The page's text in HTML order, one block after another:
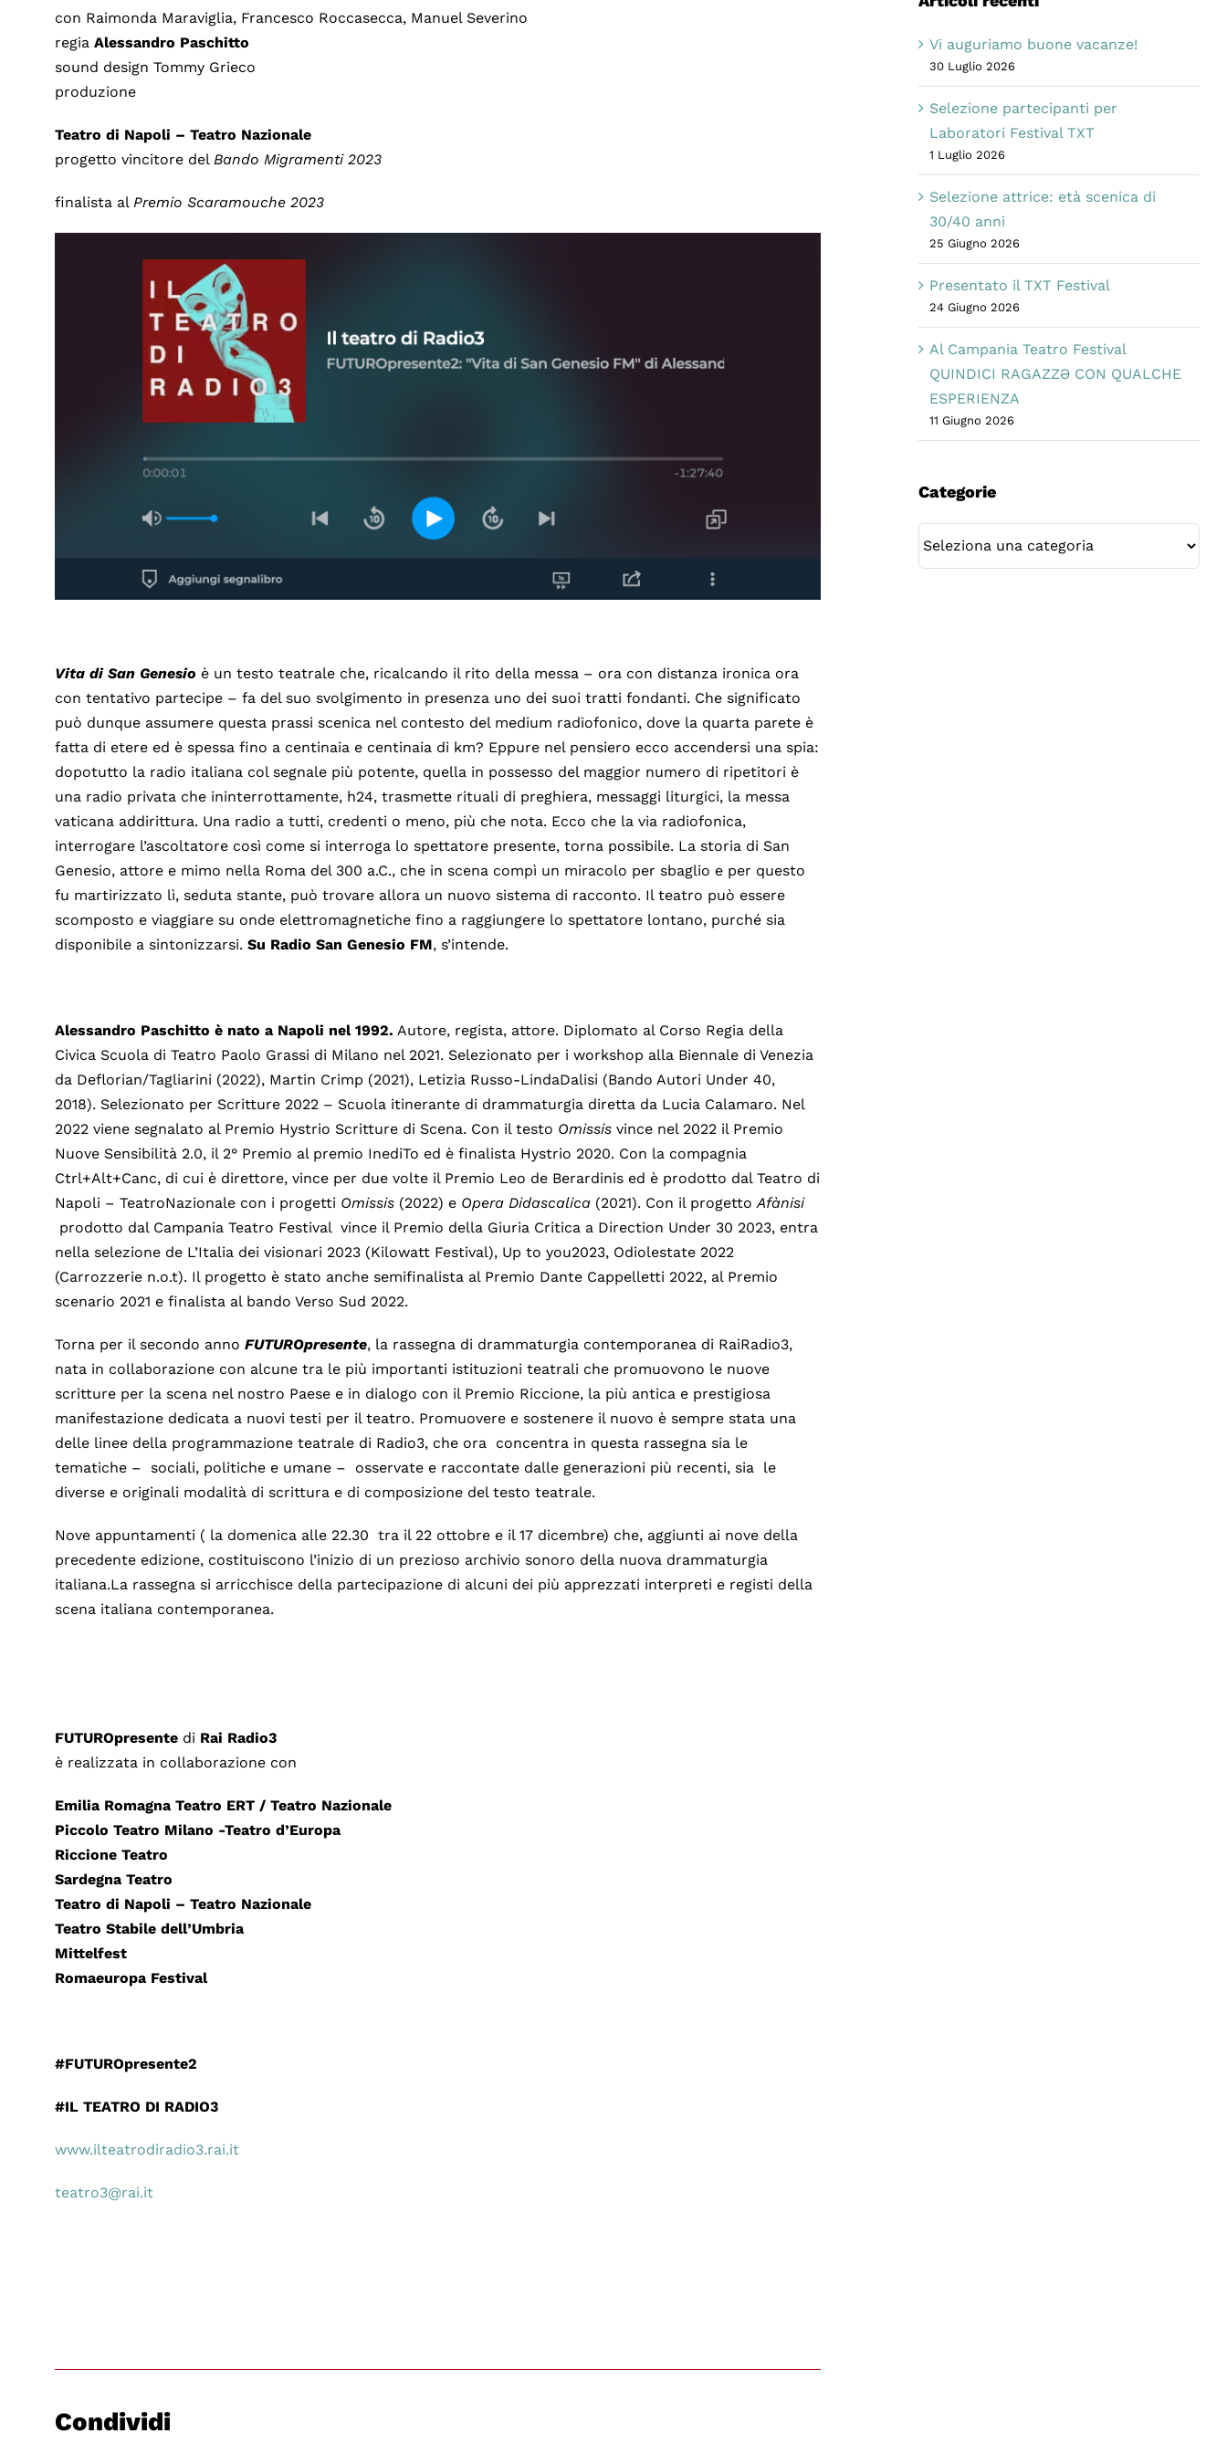
con Raimonda Maraviglia, Francesco Roccasecca, Manuel Severino
regia Alessandro Paschitto
sound design Tommy Grieco
produzione
Teatro di Napoli – Teatro Nazionale
progetto vincitore del Bando Migramenti 2023
finalista al Premio Scaramouche 2023
Vita di San Genesio è un testo teatrale che, ricalcando il rito della messa – ora con distanza ironica ora
con tentativo partecipe – fa del suo svolgimento in presenza uno dei suoi tratti fondanti. Che significato
può dunque assumere questa prassi scenica nel contesto del medium radiofonico, dove la quarta parete è
fatta di etere ed è spessa fino a centinaia e centinaia di km? Eppure nel pensiero ecco accendersi una spia:
dopotutto la radio italiana col segnale più potente, quella in possesso del maggior numero di ripetitori è
una radio privata che ininterrottamente, h24, trasmette rituali di preghiera, messaggi liturgici, la messa
vaticana addirittura. Una radio a tutti, credenti o meno, più che nota. Ecco che la via radiofonica,
interrogare l’ascoltatore così come si interroga lo spettatore presente, torna possibile. La storia di San
Genesio, attore e mimo nella Roma del 300 a.C., che in scena compì un miracolo per sbaglio e per questo
fu martirizzato lì, seduta stante, può trovare allora un nuovo sistema di racconto. Il teatro può essere
scomposto e viaggiare su onde elettromagnetiche fino a raggiungere lo spettatore lontano, purché sia
disponibile a sintonizzarsi. Su Radio San Genesio FM, s’intende.
Alessandro Paschitto è nato a Napoli nel 1992. Autore, regista, attore. Diplomato al Corso Regia della
Civica Scuola di Teatro Paolo Grassi di Milano nel 2021. Selezionato per i workshop alla Biennale di Venezia
da Deflorian/Tagliarini (2022), Martin Crimp (2021), Letizia Russo-LindaDalisi (Bando Autori Under 40,
2018). Selezionato per Scritture 2022 – Scuola itinerante di drammaturgia diretta da Lucia Calamaro. Nel
2022 viene segnalato al Premio Hystrio Scritture di Scena. Con il testo Omissis vince nel 2022 il Premio
Nuove Sensibilità 2.0, il 2° Premio al premio InediTo ed è finalista Hystrio 2020. Con la compagnia
Ctrl+Alt+Canc, di cui è direttore, vince per due volte il Premio Leo de Berardinis ed è prodotto dal Teatro di
Napoli – TeatroNazionale con i progetti Omissis (2022) e Opera Didascalica (2021). Con il progettoAfànisi
prodotto dal Campania Teatro Festival vince il Premio della Giuria Critica a Direction Under 30 2023, entra
nella selezione de L’Italia dei visionari 2023 (Kilowatt Festival), Up to you2023, Odiolestate 2022
(Carrozzerie n.o.t). Il progetto è stato anche semifinalista al Premio Dante Cappelletti 2022, al Premio
scenario 2021 e finalista al bando Verso Sud 2022.
Torna per il secondo anno FUTUROpresente, la rassegna di drammaturgia contemporanea di RaiRadio3,
nata in collaborazione con alcune tra le più importanti istituzioni teatrali che promuovono le nuove
scritture per la scena nel nostro Paese e in dialogo con il Premio Riccione, la più antica e prestigiosa
manifestazione dedicata a nuovi testi per il teatro. Promuovere e sostenere il nuovo è sempre stata una
delle linee della programmazione teatrale di Radio3, che ora concentra in questa rassegna sia le
tematiche – sociali, politiche e umane – osservate e raccontate dalle generazioni più recenti, sia le
diverse e originali modalità di scrittura e di composizione del testo teatrale.
Nove appuntamenti ( la domenica alle 22.30 tra il 22 ottobre e il 17 dicembre) che, aggiunti ai nove della
precedente edizione, costituiscono l’inizio di un prezioso archivio sonoro della nuova drammaturgia
italiana.La rassegna si arricchisce della partecipazione di alcuni dei più apprezzati interpreti e registi della
scena italiana contemporanea.
FUTUROpresente di Rai Radio3
è realizzata in collaborazione con
Emilia Romagna Teatro ERT / Teatro Nazionale
Piccolo Teatro Milano -Teatro d’Europa
Riccione Teatro
Sardegna Teatro
Teatro di Napoli – Teatro Nazionale
Teatro Stabile dell’Umbria
Mittelfest
Romaeuropa Festival
#FUTUROpresente2
#IL TEATRO DI RADIO3
www.ilteatrodiradio3.rai.it
teatro3@rai.it
Condividi
Vi auguriamo buone vacanze!
30 Luglio 2026
Selezione partecipanti per
Laboratori Festival TXT
1 Luglio 2026
Selezione attrice: età scenica di
30/40 anni
25 Giugno 2026
Presentato il TXT Festival
24 Giugno 2026
Al Campania Teatro Festival
QUINDICI RAGAZZƏ CON QUALCHE
ESPERIENZA
11 Giugno 2026
Categorie